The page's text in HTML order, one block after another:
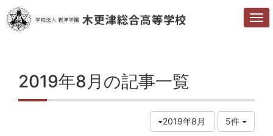
2019年8月の記事一覧
2019年8月 5件